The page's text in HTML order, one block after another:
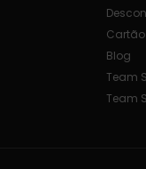
Blog
Team
Team